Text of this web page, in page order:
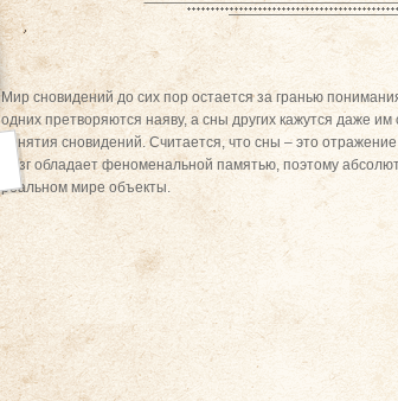
Мир сновидений до сих пор остается за гранью
одних претворяются наяву, а сны других кажутся даже
понятия сновидений. Считается, что сны – это
мозг обладает феноменальной памятью, поэтому
реальном мире объекты.